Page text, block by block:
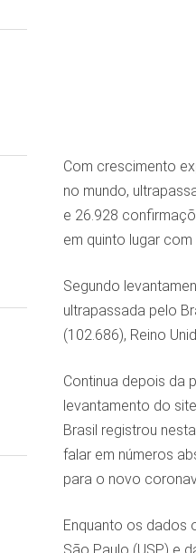
Com crescimento
no mundo,
e 26.928
em quinto lugar
Segundo
ultrapassada pelo
(102.686), Reino
Continua depois da
levantamento do
Brasil registrou
falar em números
para o novo
Enquanto os dados